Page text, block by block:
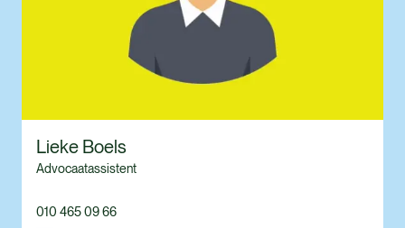
Lieke Boels
Advocaatassistent
010 465 09 66